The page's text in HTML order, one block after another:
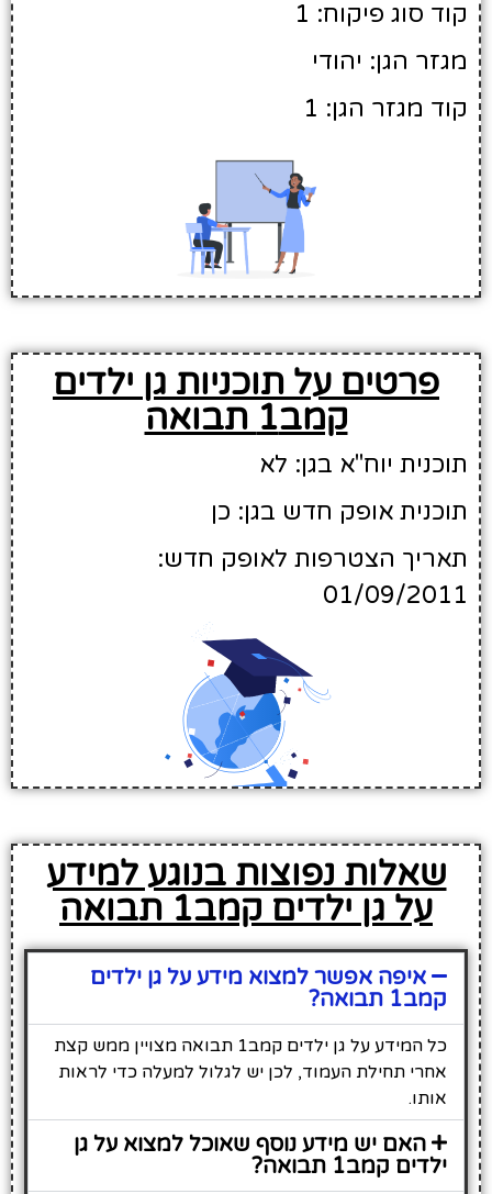
קוד סוג פיקוח: 1
מגזר הגן: יהודי
קוד מגזר הגן: 1
פרטים על תוכניות גן ילדים
קמב1 תבואה
תוכנית יוח"א בגן: לא
תוכנית אופק חדש בגן: כן
תאריך הצטרפות לאופק חדש:
01/09/2011
שאלות נפוצות בנוגע למידע
על גן ילדים קמב1 תבואה
איפה אפשר למצוא מידע על גן ילדים
קמב1 תבואה?
כל המידע על גן ילדים קמב1 תבואה מצויין ממש קצת
אחרי תחילת העמוד, לכן יש לגלול למעלה כדי לראות
אותו.
האם יש מידע נוסף שאוכל למצוא על גן
ילדים קמב1 תבואה?